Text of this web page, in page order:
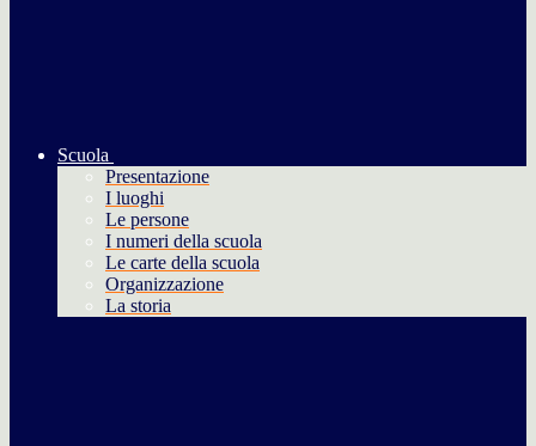
Scuola
Presentazione
I luoghi
Le persone
I numeri della scuola
Le carte della scuola
Organizzazione
La storia